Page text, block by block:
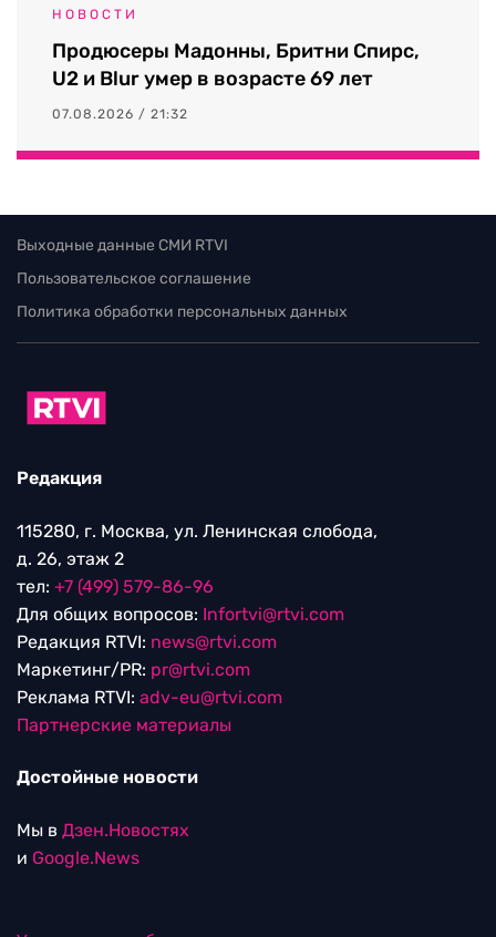
НОВОСТИ
Продюсеры Мадонны, Бритни Спирс,
U2 и Blur умер в возрасте 69 лет
07.08.2026 / 21:32
Выходные данные СМИ RTVI
Пользовательское соглашение
Политика обработки персональных данных
Редакция
115280, г. Москва, ул. Ленинская слобода,
д. 26, этаж 2
тел: +7 (499) 579-86-96
Для общих вопросов: Infortvi@rtvi.com
Редакция RTVI: news@rtvi.com
Маркетинг/PR: pr@rtvi.com
Реклама RTVI: adv-eu@rtvi.com
Партнерские материалы
Достойные новости
Мы в Дзен.Новостях
и Google.News